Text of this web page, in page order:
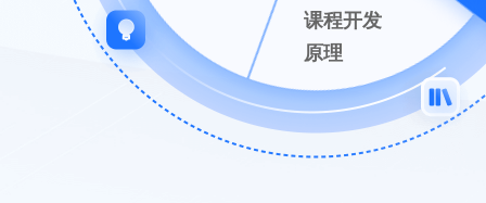
课程开发
原理